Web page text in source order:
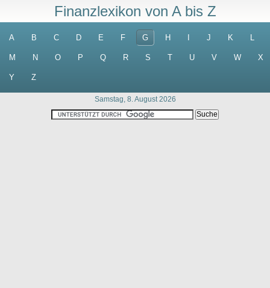
Finanzlexikon von A bis Z
A B C D E F G H J K L
M N O P Q R S T U V W X
Y Z
Samstag, 8. August 2026